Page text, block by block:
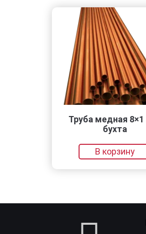
zmip.ru
Труба медная 8×1 мяг
В корзину